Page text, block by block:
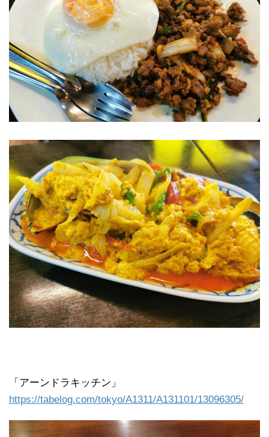
「アーンドラキッチン」
https://tabelog.com/tokyo/A1311/A131101/13096305/